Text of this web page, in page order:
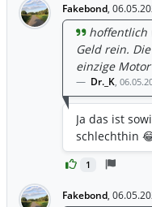
Fakebond,
1
hoffentlich
Geld rein.
einzige
Dr._K,
Ja das ist
schlechthin
Fakebond,